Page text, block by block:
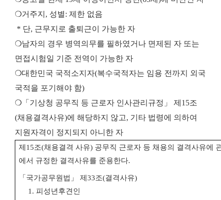
❍거주지, 성별: 제한 없음
* 단, 근무지로 출퇴근이 가능한 자
❍남자의 경우 병역의무를 필하였거나 면제된 자 또는
면접시험일 기준 전역이 가능한 자
❍대한민국 국적소지자(복수국적자는 임용 전까지 외국
국적을 포기해야 함)
❍「기상청 공무직 등 근로자 인사관리규정」 제15조
(채용결격사유)에 해당하지 않고, 기타 법령에 의하여
지원자격이 정지되지 아니한 자
제 15조(채용결격 사유) 공무직 근로자 등 채용의 결격사유에
에서 규정한 결격사유를 준용한다.
「 국가공무원법 」 제 33조(결격사유)
1. 피성년후견인